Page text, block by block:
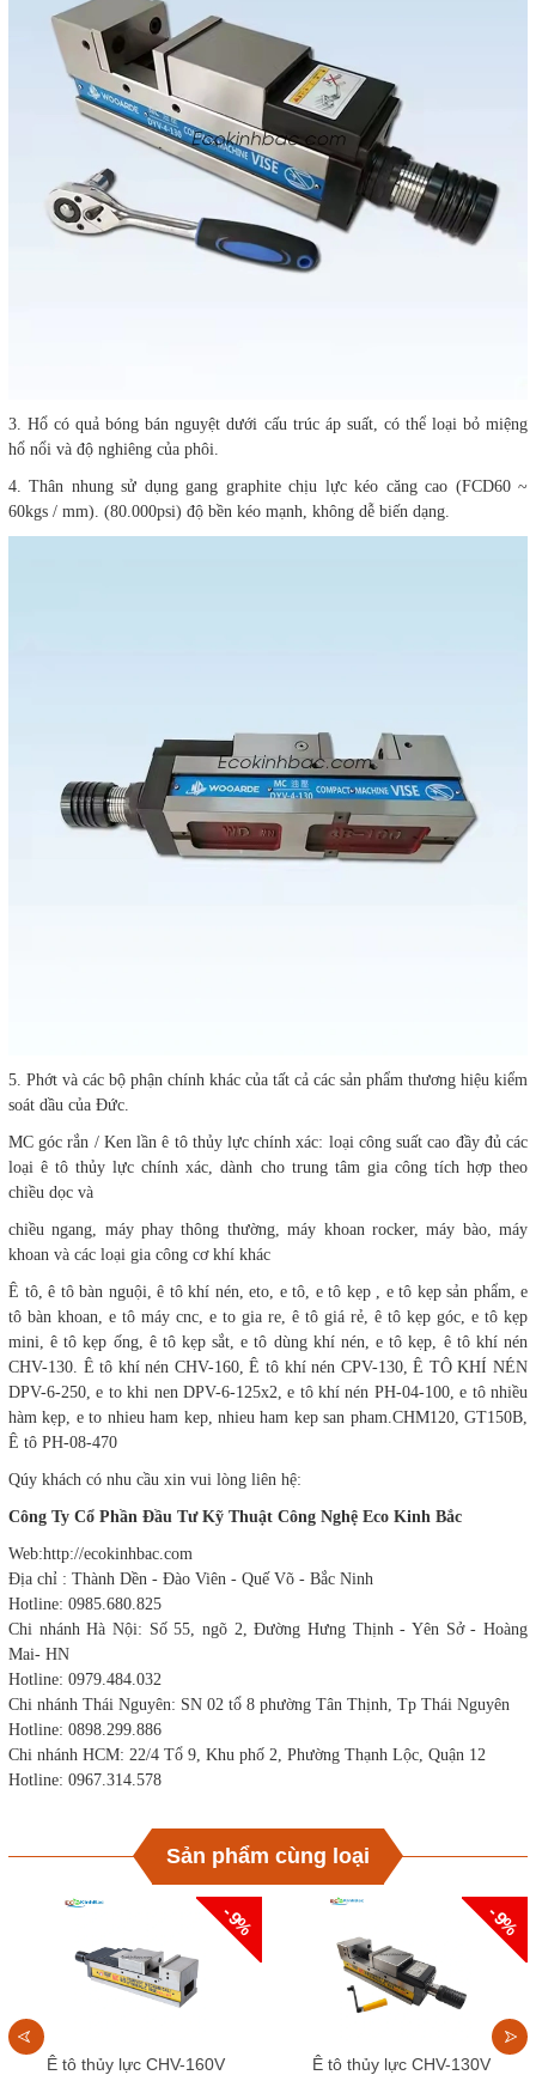
3. Hổ có quả bóng bán nguyệt dưới cấu trúc áp suất, có thể loại bỏ miệng
hổ nổi và độ nghiêng của phôi.
4. Thân nhung sử dụng gang graphite chịu lực kéo căng cao (FCD60 ~
60kgs / mm). (80.000psi) độ bền kéo mạnh, không dễ biến dạng.
5. Phớt và các bộ phận chính khác của tất cả các sản phẩm thương hiệu kiểm
soát dầu của Đức.
MC góc rắn / Ken lần ê tô thủy lực chính xác: loại công suất cao đầy đủ các
loại ê tô thủy lực chính xác, dành cho trung tâm gia công tích hợp theo
chiều dọc và
chiều ngang, máy phay thông thường, máy khoan rocker, máy bào, máy
khoan và các loại gia công cơ khí khác
Ê tô, ê tô bàn nguội, ê tô khí nén, eto, e tô, e tô kẹp , e tô kẹp sản phẩm, e
tô bàn khoan, e tô máy cnc, e to gia re, ê tô giá rẻ, ê tô kẹp góc, e tô kẹp
mini, ê tô kẹp ống, ê tô kẹp sắt, e tô dùng khí nén, e tô kẹp, ê tô khí nén
CHV-130. Ê tô khí nén CHV-160, Ê tô khí nén CPV-130, Ê TÔ KHÍ NÉN
DPV-6-250, e to khi nen DPV-6-125x2, e tô khí nén PH-04-100, e tô nhiều
hàm kẹp, e to nhieu ham kep, nhieu ham kep san pham.CHM120, GT150B,
Ê tô PH-08-470
Qúy khách có nhu cầu xin vui lòng liên hệ:
Công Ty Cổ Phần Đầu Tư Kỹ Thuật Công Nghệ Eco Kinh Bắc
Web:http://ecokinhbac.com
Địa chỉ : Thành Dền - Đào Viên - Quế Võ - Bắc Ninh
Hotline: 0985.680.825
Chi nhánh Hà Nội: Số 55, ngõ 2, Đường Hưng Thịnh - Yên Sở - Hoàng
Mai- HN
Hotline: 0979.484.032
Chi nhánh Thái Nguyên: SN 02 tổ 8 phường Tân Thịnh, Tp Thái Nguyên
Hotline: 0898.299.886
Chi nhánh HCM: 22/4 Tổ 9, Khu phố 2, Phường Thạnh Lộc, Quận 12
Hotline: 0967.314.578
Sản phẩm cùng loại
- 9%
Ê tô thủy lực CHV-160V
- 9%
Ê tô thủy lực CHV-130V